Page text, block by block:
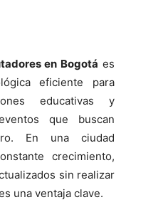
en Bogotá es
eficiente para
educativas y
que buscan
En una ciudad
crecimiento,
sin realizar
una ventaja clave.